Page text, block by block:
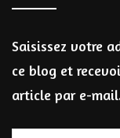
Saisissez votre
ce blog et
article par e-